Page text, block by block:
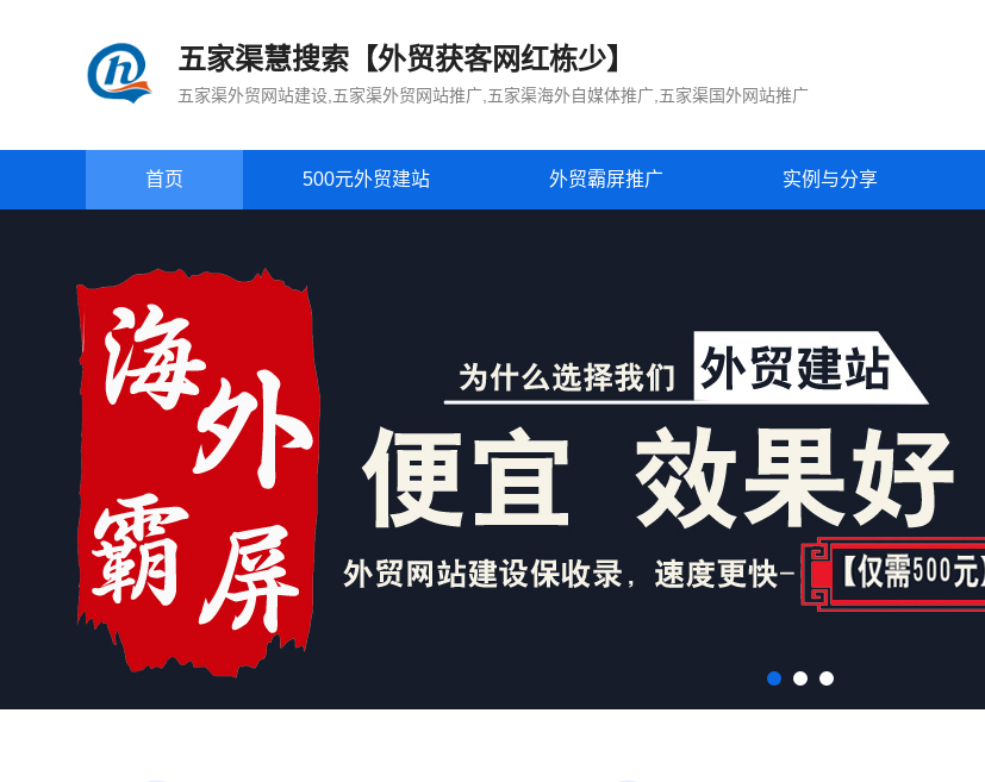
五家渠慧搜索【外贸获客网红栋少】
五家渠外贸网站建设,五家渠外贸网站推广,五家渠海外自媒体推广,五家渠国外网站推广
首页 500元外贸建站 外贸霸屏推广 实例与分享